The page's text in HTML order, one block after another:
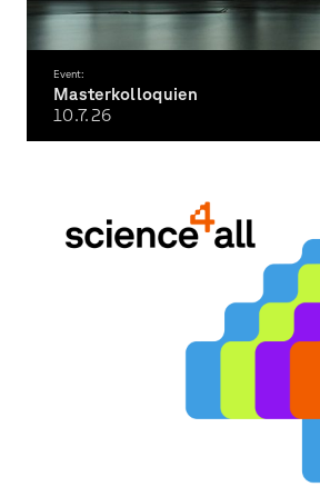
Event:
Masterkolloquien
10.7.26